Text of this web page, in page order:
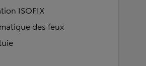
ISOFIX
des feux